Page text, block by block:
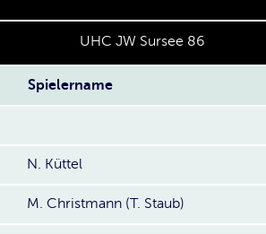
UHC JW Sursee 86
Spielername
N. Küttel
M. Christmann (T. Staub)